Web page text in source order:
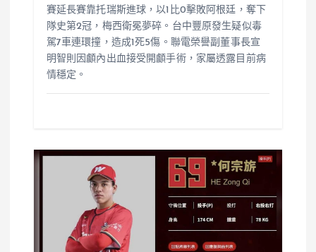
賽延長賽靠托瑞斯進球，以1比0擊敗阿根廷，奪下
隊史第2冠，梅西衛冕夢碎。台中豐原發生疑似毒
駕7車連環撞，造成1死5傷。聯電榮譽副董事長宣
明智則因顱內出血接受開顱手術，家屬透露目前病
情穩定。